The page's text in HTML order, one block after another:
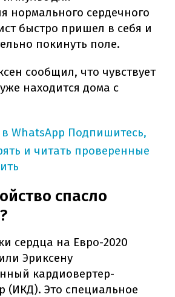
нормального сердечного
быстро пришел в себя и
покинуть поле.
сообщил, что чувствует
находится дома с
WhatsApp Подпишитесь,
и читать проверенные
спасло
сердца на Евро-2020
Эриксену
кардиовертер-
(ИКД). Это специальное